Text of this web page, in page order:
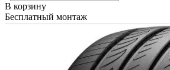
В корзину
Бесплатный монтаж